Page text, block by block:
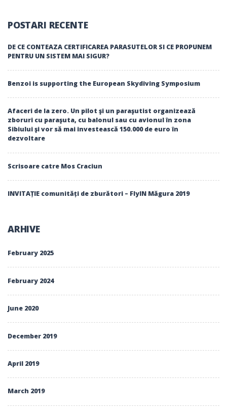
POSTARI RECENTE
DE CE CONTEAZA CERTIFICAREA PARASUTELOR SI CE PROPUNEM
PENTRU UN SISTEM MAI SIGUR?
Benzoi is supporting the European Skydiving Symposium
Afaceri de la zero. Un pilot şi un paraşutist organizează
zboruri cu paraşuta, cu balonul sau cu avionul în zona
Sibiului şi vor să mai investească 150.000 de euro în
dezvoltare
Scrisoare catre Mos Craciun
INVITAȚIE comunități de zburători – FlyIN Măgura 2019
ARHIVE
February 2025
February 2024
June 2020
December 2019
April 2019
March 2019